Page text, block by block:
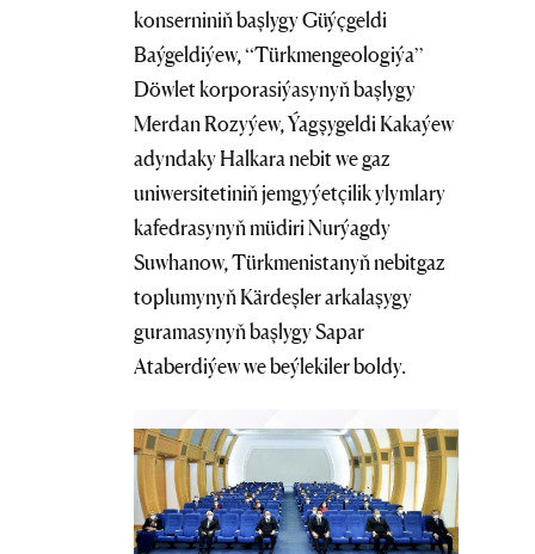
konserniniň başlygy Güýçgeldi
Baýgeldiýew, “Türkmengeologiýa”
Döwlet korporasiýasynyň başlygy
Merdan Rozyýew, Ýagşygeldi Kakaýew
adyndaky Halkara nebit we gaz
uniwersitetiniň jemgyýetçilik ylymlary
kafedrasynyň müdiri Nurýagdy
Suwhanow, Türkmenistanyň nebitgaz
toplumynyň Kärdeşler arkalaşygy
guramasynyň başlygy Sapar
Ataberdiýew we beýlekiler boldy.